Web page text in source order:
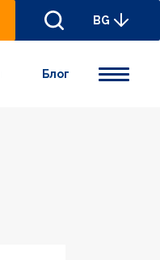
BG
Блог